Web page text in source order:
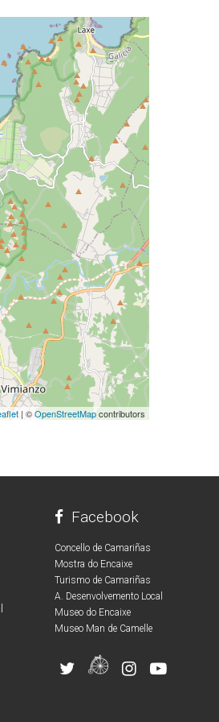
| ©OpenStreetMapcontributors
Facebook
Concello de Camariñas
Mostra do Encaixe
Turismo de Camariñas
A. Desenvolvemento Local
Museo do Encaixe
Museo Man de Camelle